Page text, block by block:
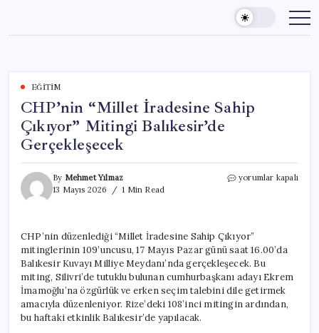
content
EĞITIM
CHP’nin “Millet İradesine Sahip
Çıkıyor” Mitingi Balıkesir’de
Gerçekleşecek
By Mehmet Yılmaz
13 Mayıs 2026
1 Min Read
CHP’nin
Mitingi
Balıkesir’de
Gerçekleşecek
için
yorumlar kapalı
CHP’nin düzenlediği “Millet İradesine Sahip Çıkıyor”
mitinglerinin 109’uncusu, 17 Mayıs Pazar günü saat 16.00’da
Balıkesir Kuvayı Milliye Meydanı’nda gerçekleşecek. Bu
miting, Silivri’de tutuklu bulunan cumhurbaşkanı adayı Ekrem
İmamoğlu’na özgürlük ve erken seçim talebini dile getirmek
amacıyla düzenleniyor. Rize’deki 108’inci mitingin ardından,
bu haftaki etkinlik Balıkesir’de yapılacak.